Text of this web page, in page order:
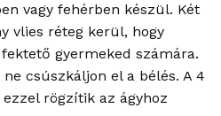
vagy fehérben készül. Két
vlies réteg kerül, hogy
gyermeked számára.
csúszkáljon el a bélés. A 4
rögzítik az ágyhoz